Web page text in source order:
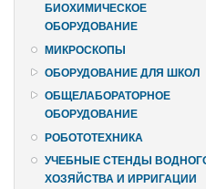
БИОХИМИЧЕСКОЕ
ОБОРУДОВАНИЕ
МИКРОСКОПЫ
ОБОРУДОВАНИЕ ДЛЯ ШКОЛ
ОБЩЕЛАБОРАТОРНОЕ
ОБОРУДОВАНИЕ
РОБОТОТЕХНИКА
УЧЕБНЫЕ СТЕНДЫ
ХОЗЯЙСТВА И ИРРИГАЦИИ